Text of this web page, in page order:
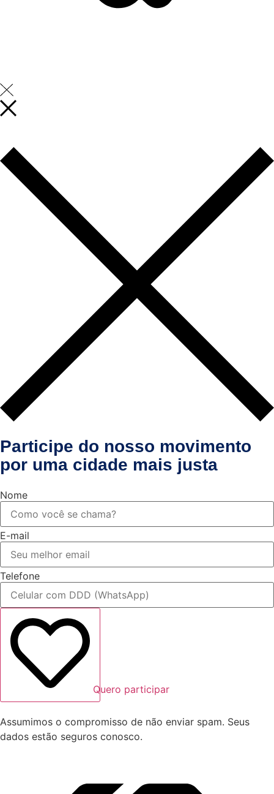
Participe do nosso movimento
por uma cidade mais justa
Nome
E-mail
Telefone
Quero participar
Assumimos o compromisso de não enviar spam. Seus
dados estão seguros conosco.